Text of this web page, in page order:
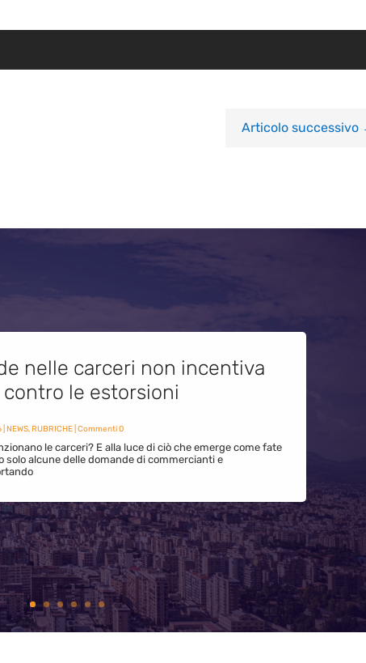
Articolo successivo
nelle carceri non incentiva
le estorsioni
| NEWS,RUBRICHE| Commenti 0
le carceri? E alla luce di ciò che emerge come fate
solo alcune delle domande di commercianti e